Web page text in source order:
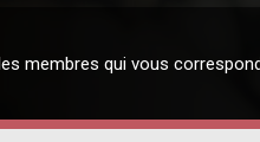
membres qui vous